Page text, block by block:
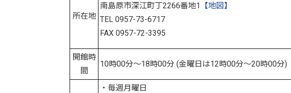
所在地
南島原市深江町丁2266番地1
【地図】
TEL 0957-73-6717
FAX 0957-72-3395
開館時
間
10時00分～18時00分 (金曜日は12時00分～20時00分)
・毎週月曜日